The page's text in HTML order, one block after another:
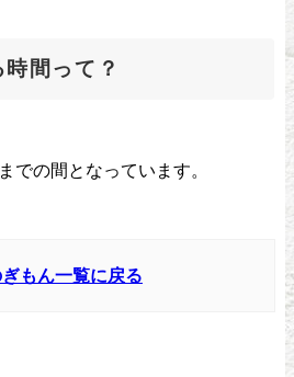
間って？
での間となっています。
もん一覧に戻る